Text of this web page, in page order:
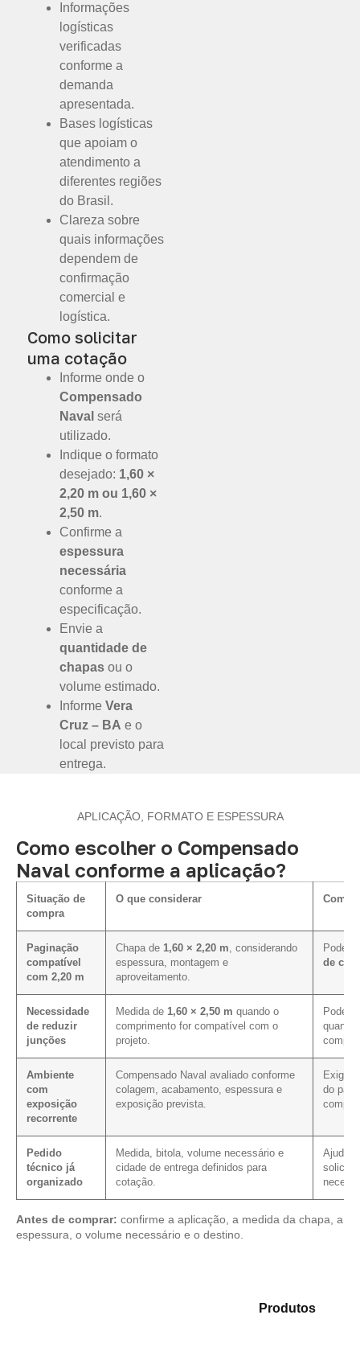
Informações
logísticas
verificadas
conforme a
demanda
apresentada.
Bases logísticas
que apoiam o
atendimento a
diferentes regiões
do Brasil.
Clareza sobre
quais informações
dependem de
confirmação
comercial e
logística.
Como solicitar
uma cotação
Informe onde o
Compensado
Naval será
utilizado.
Indique o formato
desejado: 1,60 ×
2,20 m ou 1,60 ×
2,50 m.
Confirme a
espessura
necessária
conforme a
especificação.
Envie a
quantidade de
chapas ou o
volume estimado.
Informe Vera
Cruz – BA e o
local previsto para
entrega.
APLICAÇÃO, FORMATO E ESPESSURA
Como escolher o Compensado
Naval conforme a aplicação?
Situação de
compra
O que considerar Como
Paginação
compatível
com 2,20 m
Chapa de 1,60 × 2,20 m , considerando
espessura, montagem e
aproveitamento.
Pode
de
Necessidade
de reduzir
junções
Medida de 1,60 × 2,50 m quando o
comprimento for compatível com o
projeto.
Pode
quando
Ambiente
com
exposição
recorrente
Compensado Naval avaliado conforme
colagem, acabamento, espessura e
exposição prevista.
Exige
do
Pedido
técnico já
organizado
Medida, bitola, volume necessário e
cidade de entrega definidos para
cotação.
Ajuda
Antes de comprar: confirme a aplicação, a medida da chapa, a
espessura, o volume necessário e o destino.
Produtose